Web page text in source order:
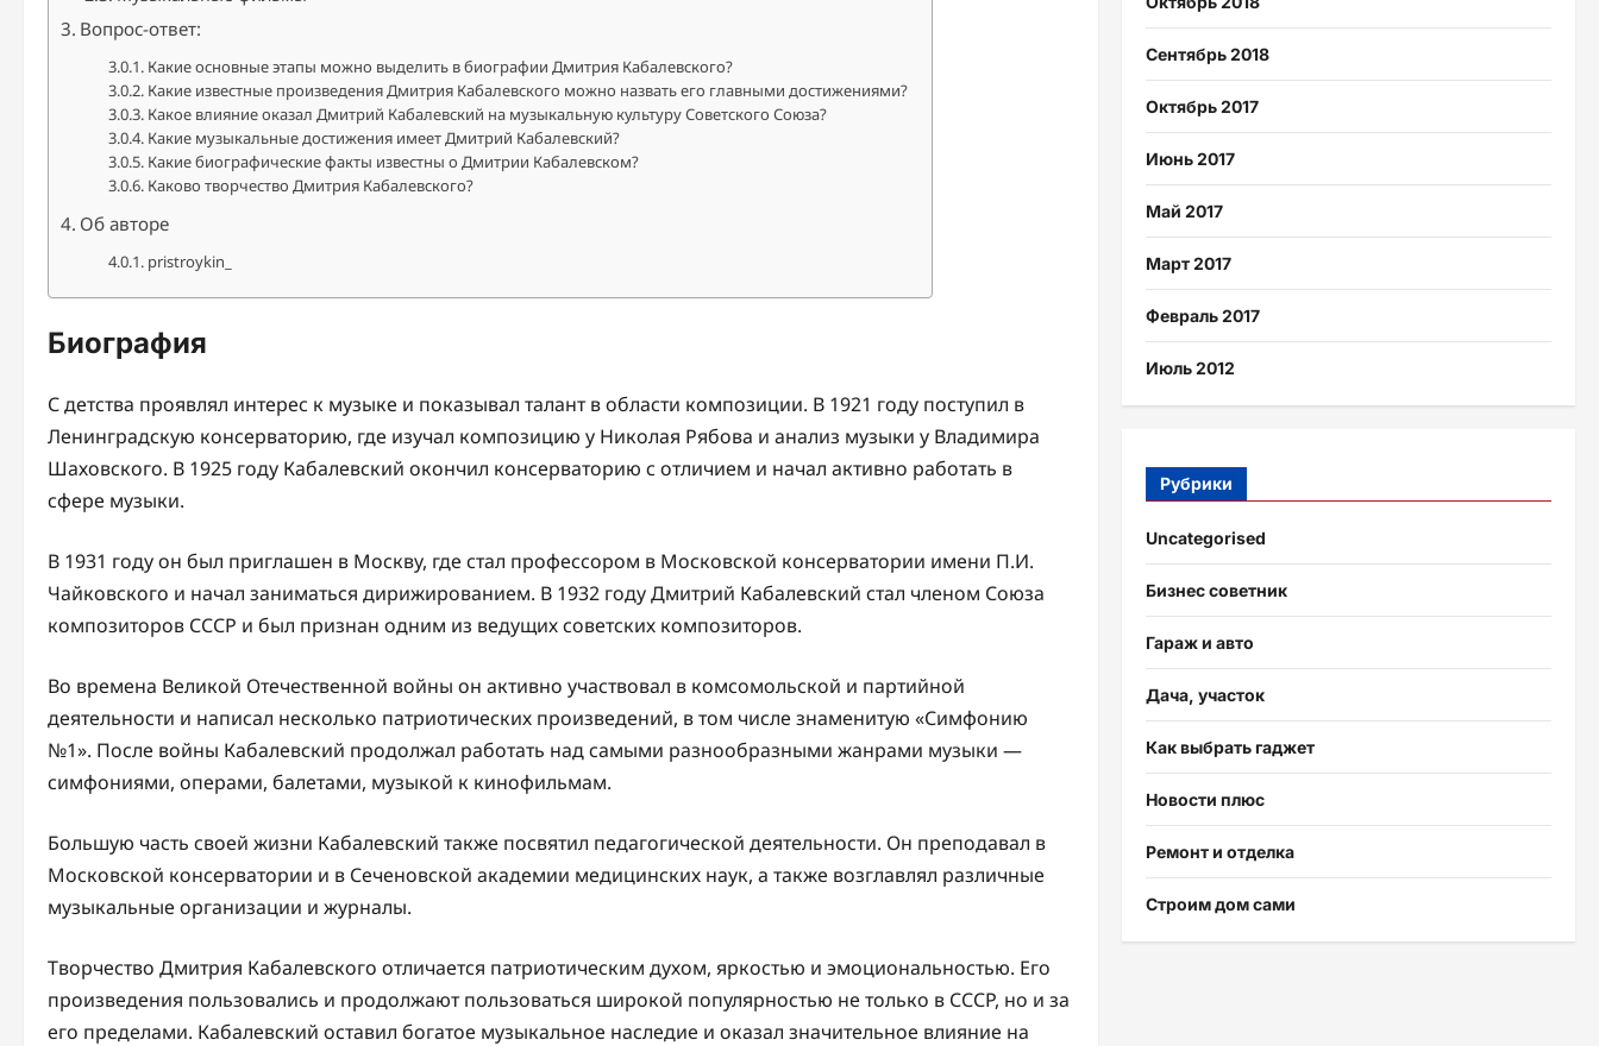
Вопрос-ответ:
Какие основные этапы можно выделить в биографии Дмитрия Кабалевского?
Какие известные произведения Дмитрия Кабалевского можно назвать его главными достижениями?
Какое влияние оказал Дмитрий Кабалевский на музыкальную культуру Советского Союза?
Какие музыкальные достижения имеет Дмитрий Кабалевский?
Какие биографические факты известны о Дмитрии Кабалевском?
Каково творчество Дмитрия Кабалевского?
Об авторе
pristroykin_
Биография
С детства проявлял интерес к музыке и показывал талант в области композиции. В 1921 году поступил в
Ленинградскую консерваторию, где изучал композицию у Николая Рябова и анализ музыки у Владимира
Шаховского. В 1925 году Кабалевский окончил консерваторию с отличием и начал активно работать в
сфере музыки.
В 1931 году он был приглашен в Москву, где стал профессором в Московской консерватории имени П.И.
Чайковского и начал заниматься дирижированием. В 1932 году Дмитрий Кабалевский стал членом Союза
композиторов СССР и был признан одним из ведущих советских композиторов.
Во времена Великой Отечественной войны он активно участвовал в комсомольской и партийной
деятельности и написал несколько патриотических произведений, в том числе знаменитую «Симфонию
№1». После войны Кабалевский продолжал работать над самыми разнообразными жанрами музыки —
симфониями, операми, балетами, музыкой к кинофильмам.
Большую часть своей жизни Кабалевский также посвятил педагогической деятельности. Он преподавал в
Московской консерватории и в Сеченовской академии медицинских наук, а также возглавлял различные
музыкальные организации и журналы.
Творчество Дмитрия Кабалевского отличается патриотическим духом, яркостью и эмоциональностью. Его
произведения пользовались и продолжают пользоваться широкой популярностью не только в СССР, но и за
его пределами. Кабалевский оставил богатое музыкальное наследие и оказал значительное влияние на
Сентябрь 2018
Октябрь 2017
Июнь 2017
Май 2017
Март 2017
Февраль 2017
Июль 2012
Рубрики
Uncategorised
Бизнес советник
Гараж и авто
Дача, участок
Как выбрать гаджет
Новости плюс
Ремонт и отделка
Строим дом сами